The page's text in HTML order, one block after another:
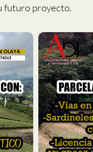
futuro proyecto.